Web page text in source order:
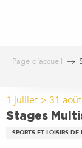
Page d’accueil
1 juillet > 31 août
Stages
SPORTS ET LOISIRS DE